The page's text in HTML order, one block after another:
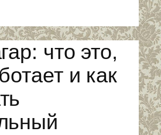
что это,
и как